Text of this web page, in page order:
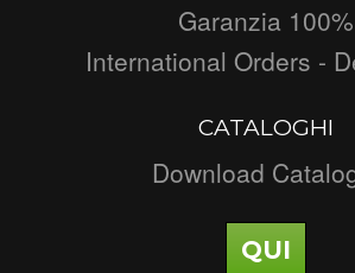
Garanzia 100%
International Orders -
CATALOGHI
Download
QUI